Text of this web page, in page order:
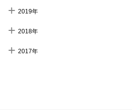
2019年
2018年
2017年